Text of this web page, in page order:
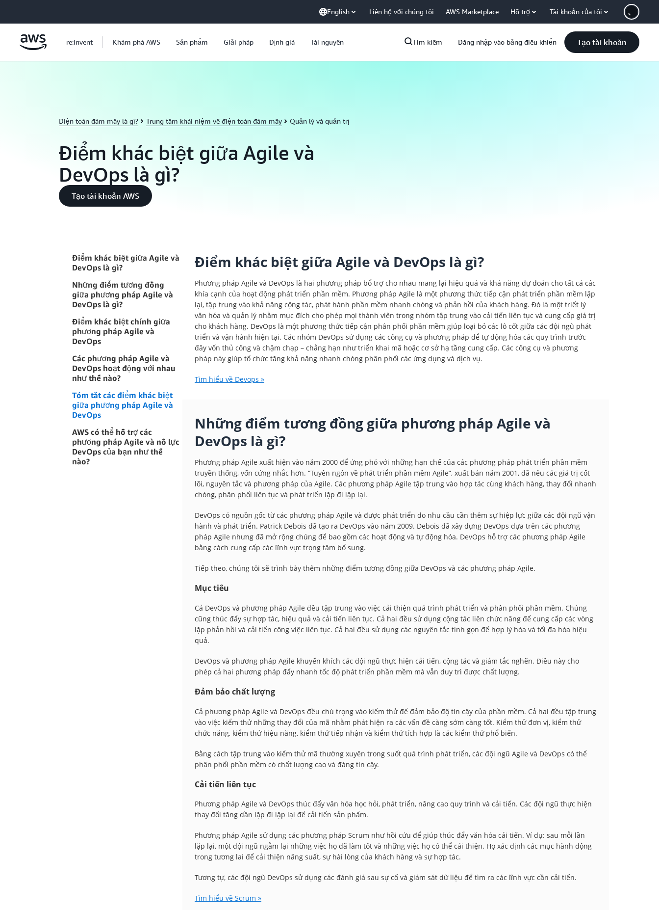
English Liên hệ với chúng tôi AWS Marketplace Hỗ trợ Tài khoản của tôi
re:Invent Khám phá AWS Sản phẩm Giải pháp Định giá Tài nguyên Tìm kiếm Đăng nhập vào bảng điều khiển Tạo tài khoản
Điện toán đám mây là gì? Trung tâm khái niệm về điện toán đám mây Quản lý và quản trị
Điểm khác biệt giữa Agile và
DevOps là gì?
Tạo tài khoản AWS
Điểm khác biệt giữa Agile và
DevOps là gì?
Những điểm tương đồng
giữa phương pháp Agile và
DevOps là gì?
Điểm khác biệt chính giữa
phương pháp Agile và
DevOps
Các phương pháp Agile và
DevOps hoạt động với nhau
như thế nào?
Tóm tắt các điểm khác biệt
giữa phương pháp Agile và
DevOps
AWS có thể hỗ trợ các
phương pháp Agile và nỗ lực
DevOps của bạn như thế
nào?
Điểm khác biệt giữa Agile và DevOps là gì?
Phương pháp Agile và DevOps là hai phương pháp bổ trợ cho nhau mang lại hiệu quả và khả năng dự đoán cho tất cả các
khía cạnh của hoạt động phát triển phần mềm. Phương pháp Agile là một phương thức tiếp cận phát triển phần mềm lặp
lại, tập trung vào khả năng cộng tác, phát hành phần mềm nhanh chóng và phản hồi của khách hàng. Đó là một triết lý
văn hóa và quản lý nhằm mục đích cho phép mọi thành viên trong nhóm tập trung vào cải tiến liên tục và cung cấp giá trị
cho khách hàng. DevOps là một phương thức tiếp cận phân phối phần mềm giúp loại bỏ các lô cốt giữa các đội ngũ phát
triển và vận hành hiện tại. Các nhóm DevOps sử dụng các công cụ và phương pháp để tự động hóa các quy trình trước
đây vốn thủ công và chậm chạp – chẳng hạn như triển khai mã hoặc cơ sở hạ tầng cung cấp. Các công cụ và phương
pháp này giúp tổ chức tăng khả năng nhanh chóng phân phối các ứng dụng và dịch vụ.
Tìm hiểu về Devops »
Những điểm tương đồng giữa phương pháp Agile và
DevOps là gì?
Phương pháp Agile xuất hiện vào năm 2000 để ứng phó với những hạn chế của các phương pháp phát triển phần mềm
truyền thống, vốn cứng nhắc hơn. “Tuyên ngôn về phát triển phần mềm Agile”, xuất bản năm 2001, đã nêu các giá trị cốt
lõi, nguyên tắc và phương pháp của Agile. Các phương pháp Agile tập trung vào hợp tác cùng khách hàng, thay đổi nhanh
chóng, phân phối liên tục và phát triển lặp đi lặp lại.
DevOps có nguồn gốc từ các phương pháp Agile và được phát triển do nhu cầu cần thêm sự hiệp lực giữa các đội ngũ vận
hành và phát triển. Patrick Debois đã tạo ra DevOps vào năm 2009. Debois đã xây dựng DevOps dựa trên các phương
pháp Agile nhưng đã mở rộng chúng để bao gồm các hoạt động và tự động hóa. DevOps hỗ trợ các phương pháp Agile
bằng cách cung cấp các lĩnh vực trọng tâm bổ sung.
Tiếp theo, chúng tôi sẽ trình bày thêm những điểm tương đồng giữa DevOps và các phương pháp Agile.
Mục tiêu
Cả DevOps và phương pháp Agile đều tập trung vào việc cải thiện quá trình phát triển và phân phối phần mềm. Chúng
cũng thúc đẩy sự hợp tác, hiệu quả và cải tiến liên tục. Cả hai đều sử dụng cộng tác liên chức năng để cung cấp các vòng
lặp phản hồi và cải tiến công việc liên tục. Cả hai đều sử dụng các nguyên tắc tinh gọn để hợp lý hóa và tối đa hóa hiệu
quả.
DevOps và phương pháp Agile khuyến khích các đội ngũ thực hiện cải tiến, cộng tác và giảm tắc nghẽn. Điều này cho
phép cả hai phương pháp đẩy nhanh tốc độ phát triển phần mềm mà vẫn duy trì được chất lượng.
Đảm bảo chất lượng
Cả phương pháp Agile và DevOps đều chú trọng vào kiểm thử để đảm bảo độ tin cậy của phần mềm. Cả hai đều tập trung
vào việc kiểm thử những thay đổi của mã nhằm phát hiện ra các vấn đề càng sớm càng tốt. Kiểm thử đơn vị, kiểm thử
chức năng, kiểm thử hiệu năng, kiểm thử tiếp nhận và kiểm thử tích hợp là các kiểm thử phổ biến.
Bằng cách tập trung vào kiểm thử mã thường xuyên trong suốt quá trình phát triển, các đội ngũ Agile và DevOps có thể
phân phối phần mềm có chất lượng cao và đáng tin cậy.
Cải tiến liên tục
Phương pháp Agile và DevOps thúc đẩy văn hóa học hỏi, phát triển, nâng cao quy trình và cải tiến. Các đội ngũ thực hiện
thay đổi tăng dần lặp đi lặp lại để cải tiến sản phẩm.
Phương pháp Agile sử dụng các phương pháp Scrum như hồi cứu để giúp thúc đẩy văn hóa cải tiến. Ví dụ: sau mỗi lần
lặp lại, một đội ngũ ngẫm lại những việc họ đã làm tốt và những việc họ có thể cải thiện. Họ xác định các mục hành động
trong tương lai để cải thiện năng suất, sự hài lòng của khách hàng và sự hợp tác.
Tương tự, các đội ngũ DevOps sử dụng các đánh giá sau sự cố và giám sát dữ liệu để tìm ra các lĩnh vực cần cải tiến.
Tìm hiểu về Scrum »